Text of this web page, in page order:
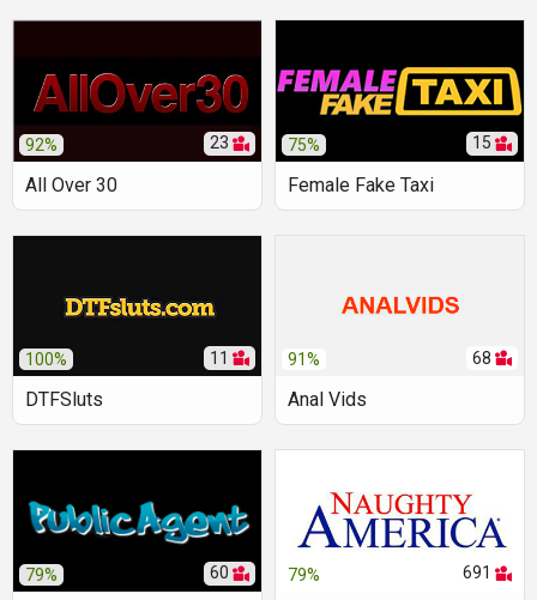
92% 23
All Over 30
75% 15
Female Fake Taxi
100% 11
DTFSluts
91% 68
Anal Vids
79% 60 79% 691